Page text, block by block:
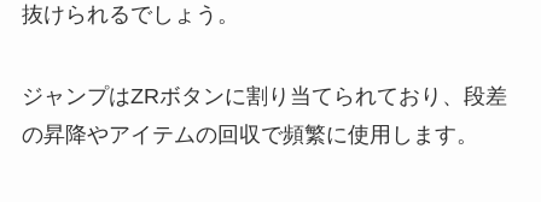
抜けられるでしょう。
ジャンプはZRボタンに割り当てられており、段差
の昇降やアイテムの回収で頻繁に使用します。